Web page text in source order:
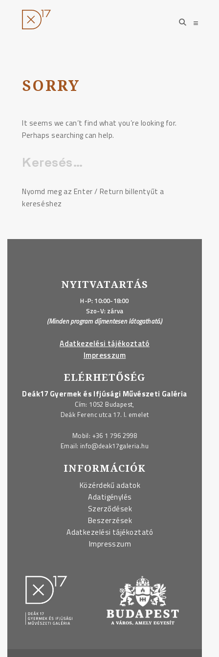
tartalomhoz
open
search
open
SORRY
It seems we can’t find what you’re looking for.
Perhaps searching can help.
Keresés:
Nyomd meg az Enter / Return billentyűt a
kereséshez
NYITVATARTÁS
H-P: 10:00-18:00
Szo-V: zárva
(Minden program díjmentesen látogatható.)
Adatkezelési tájékoztató
Impresszum
ELÉRHETŐSÉG
Deák17 Gyermek és Ifjúsági Művészeti Galéria
Cím: 1052 Budapest,
Deák Ferenc utca 17. I. emelet
Mobil: +36 1 796 2998
Email: info@deak17galeria.hu
INFORMÁCIÓK
Közérdekű adatok
Adatigénylés
Szerződések
Beszerzések
Adatkezelési tájékoztató
Impresszum